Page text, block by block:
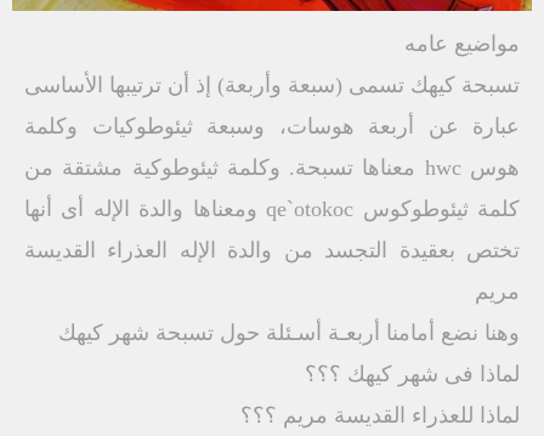
مواضيع عامه
تسبحة كيهك تسمى (سبعة وأربعة) إذ أن ترتيبها الأساسى
عبارة عن أربعة هوسات، وسبعة ثيئوطوكيات وكلمة
هوس hwc معناها تسبحة. وكلمة ثيئوطوكية مشتقة من
كلمة ثيئوطوكوس qe`otokoc ومعناها والدة الإله أى أنها
تختص بعقيدة التجسد من والدة الإله العذراء القديسة
مريم
وهنا نضع أمامنا أربعـة أسـئلة حول تسبحة شهر كيهك
لماذا فى شهر كيهك ؟؟؟
لماذا للعذراء القديسة مريم ؟؟؟